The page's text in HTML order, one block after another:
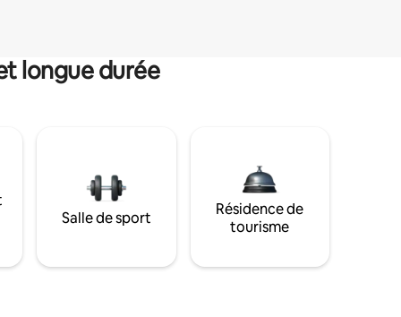
longue durée
Salle de sport
Résidence de
tourisme